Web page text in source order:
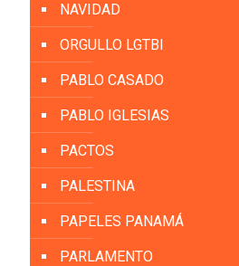
NAVIDAD
ORGULLO LGTBI
PABLO CASADO
PABLO IGLESIAS
PACTOS
PALESTINA
PAPELES PANAMÁ
PARLAMENTO